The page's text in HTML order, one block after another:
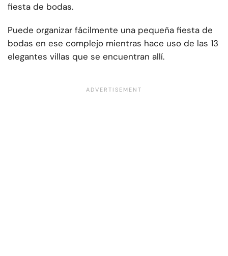
fiesta de bodas.
Puede organizar fácilmente una pequeña fiesta de
bodas en ese complejo mientras hace uso de las 13
elegantes villas que se encuentran allí.